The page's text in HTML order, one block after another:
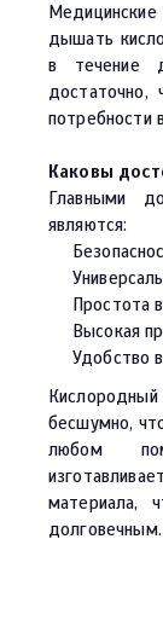
дышать
в течение
достаточно,
потребности
Каковы
Главными
являются:
Простота
Высокая
Удобство
бесшумно,
любом
материала,
долговечным.